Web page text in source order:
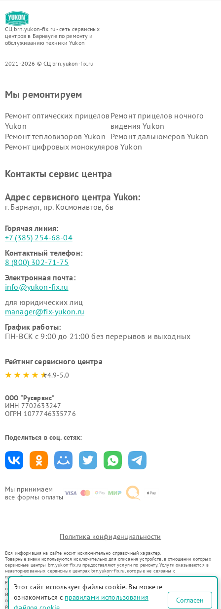
СЦ brn.yukon-fix.ru - сеть сервисных
центров в Барнауле по ремонту и
обслуживанию техники Yukon
2021-2026 © СЦ brn.yukon-fix.ru
Мы принимаем
все формы оплаты
Мы ремонтируем
Ремонт оптических прицелов
Yukon
Ремонт прицелов ночного
видения Yukon
Ремонт тепловизоров Yukon Ремонт дальномеров Yukon
Ремонт цифровых монокуляров Yukon
Контакты сервис центра
Адрес сервисного центра Yukon:
г. Барнаул, ​пр. Космонавтов, 6в
Горячая линия:
+7 (385) 254-68-04
Контактный телефон:
8 (800) 302-71-75
Электронная почта:
info@yukon-fix.ru
для юридических лиц
manager@fix-yukon.ru
График работы:
ПН-ВСК с 9:00 до 21:00 без перерывов и выходных
Рейтинг сервисного центра
4.9-5.0
ООО "Русервис"
ИНН 7702633247
ОГРН 1077746335776
Поделиться в соц. сетях:
Политика конфиденциальности
Вся информация на сайте носит исключительно справочный характер.
Товарные знаки используются исключительно для описания устройств, в отношении которых
сервисные центры brn.yukon-fix.ru предоставляют услуги по ремонту. Услуги оказываются в
неавторизованных сервисных центрах brn.yukon-fix.ru, которые не связаны с
правообладателями товарных знаков или их официальными представителями.
Ремонт осуществляется для устройств, уже введенных в гражданский оборот в соответствии
со статьей 1487 ГК РФ.
Использование товарных знаков не преследует цели индивидуализации услуг или введения
потребителей в заблуждение, а служит для информирования о предоставляемых услугах по
ремонту техники указанных брендов.
Этот сайт использует файлы cookie. Вы можете
ознакомиться с правилами использования
Согласен